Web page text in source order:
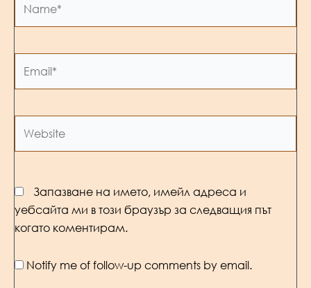
Запазване на името, имейл адреса и
уебсайта ми в този браузър за следващия път
когато коментирам.
Notify me of follow-up comments by email.